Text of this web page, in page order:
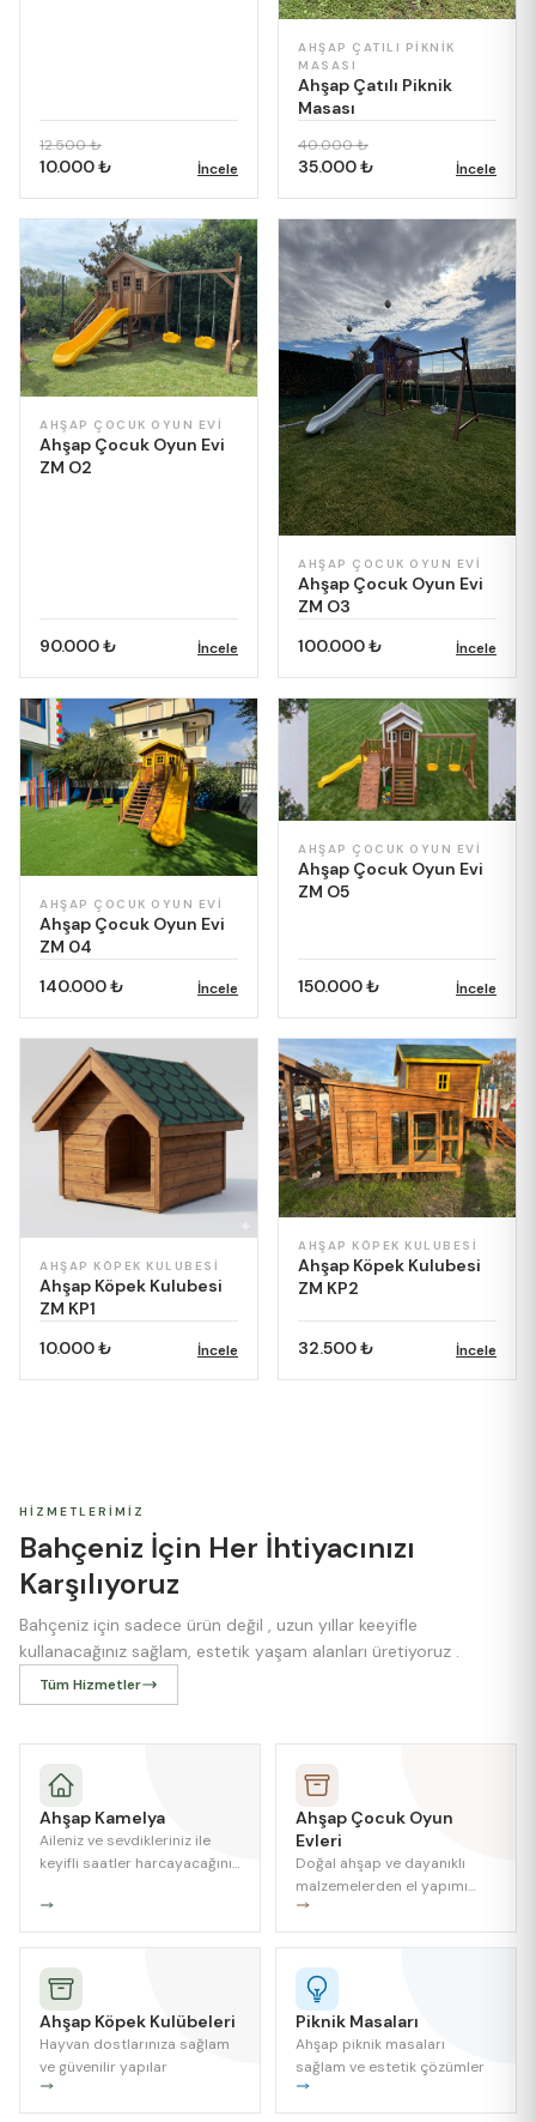
12.500 ₺
10.000 ₺ İncele
AHŞAP ÇATILI PIKNIK
MASASI
Ahşap Çatılı Piknik
Masası
40.000 ₺
35.000 ₺ İncele
AHŞAP ÇOCUK OYUN EVI
Ahşap Çocuk Oyun Evi
ZM O2
90.000 ₺ İncele
AHŞAP ÇOCUK OYUN EVI
Ahşap Çocuk Oyun Evi
ZM O3
100.000 ₺
İncele
AHŞAP ÇOCUK OYUN EVI
Ahşap Çocuk Oyun Evi
ZM 04
140.000 ₺
İncele
AHŞAP ÇOCUK OYUN EVI
Ahşap Çocuk Oyun Evi
ZM O5
150.000 ₺ İncele
AHŞAP KÖPEK KULUBESI
Ahşap Köpek Kulubesi
ZM KP1
10.000 ₺
İncele
AHŞAP KÖPEK KULUBESI
Ahşap Köpek Kulubesi
ZM KP2
32.500 ₺ İncele
HIZMETLERIMIZ
Bahçeniz İçin Her İhtiyacınızı
Karşılıyoruz
Bahçeniz için sadece ürün değil , uzun yıllar keeyifle
kullanacağınız sağlam, estetik yaşam alanları üretiyoruz .
Tüm Hizmetler
Ahşap Kamelya
Aileniz ve sevdikleriniz ile
keyifli saatler harcayacağınız
Ahşap Çocuk Oyun
Evleri
Doğal ahşap ve dayanıklı
malzemelerden el yapımı
üretilen çocuk oyun evleri ;
estetik ve fonksiyonel
çözümler.
Ahşap Köpek Kulübeleri
Hayvan dostlarınıza sağlam
ve güvenilir yapılar
Piknik Masaları
Ahşap piknik masaları
sağlam ve estetik çözümler